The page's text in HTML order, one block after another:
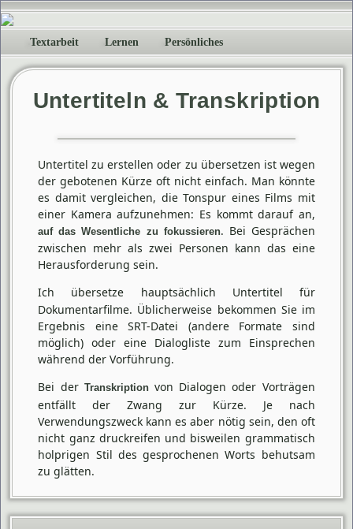
Textarbeit Lernen Persönliches
Untertiteln & Transkription
Untertitel zu erstellen oder zu übersetzen ist wegen
der gebotenen Kürze oft nicht einfach. Man könnte
es damit vergleichen, die Tonspur eines Films mit
einer Kamera aufzunehmen: Es kommt darauf an,
auf das Wesentliche zu fokussieren. Bei Gesprächen
zwischen mehr als zwei Personen kann das eine
Herausforderung sein.
Ich übersetze hauptsächlich Untertitel für
Dokumentarfilme. Üblicherweise bekommen Sie im
Ergebnis eine SRT-Datei (andere Formate sind
möglich) oder eine Dialogliste zum Einsprechen
während der Vorführung.
Bei der Transkriptionvon Dialogen oder Vorträgen
entfällt der Zwang zur Kürze. Je nach
Verwendungszweck kann es aber nötig sein, den oft
nicht ganz druckreifen und bisweilen grammatisch
holprigen Stil des gesprochenen Worts behutsam
zu glätten.